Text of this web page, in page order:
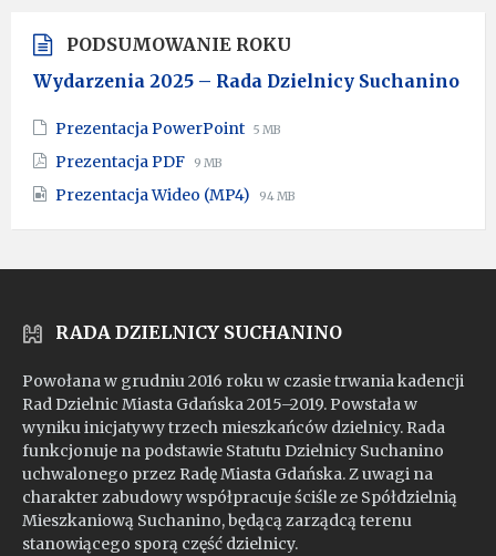
PODSUMOWANIE ROKU
Wydarzenia 2025 – Rada Dzielnicy Suchanino
Prezentacja PowerPoint File
File
5 MB
Prezentacja PDF File
pdf
File
9 MB
Prezentacja Wideo (MP4) File
mp4
File
94 MB
RADA DZIELNICY SUCHANINO
Powołana w grudniu 2016 roku w czasie trwania kadencji
Rad Dzielnic Miasta Gdańska 2015–2019. Powstała w
wyniku inicjatywy trzech mieszkańców dzielnicy. Rada
funkcjonuje na podstawie Statutu Dzielnicy Suchanino
uchwalonego przez Radę Miasta Gdańska. Z uwagi na
charakter zabudowy współpracuje ściśle ze Spółdzielnią
Mieszkaniową Suchanino, będącą zarządcą terenu
stanowiącego sporą część dzielnicy.